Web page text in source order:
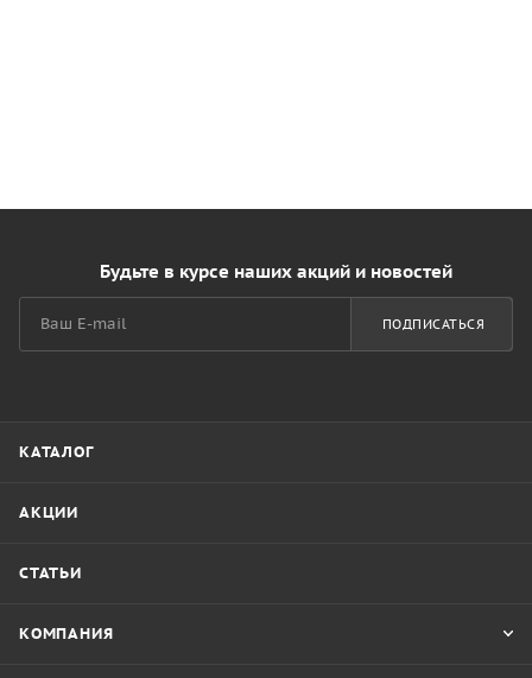
Будьте в курсе наших акций и новостей
ПОДПИСАТЬСЯ
КАТАЛОГ
АКЦИИ
СТАТЬИ
КОМПАНИЯ